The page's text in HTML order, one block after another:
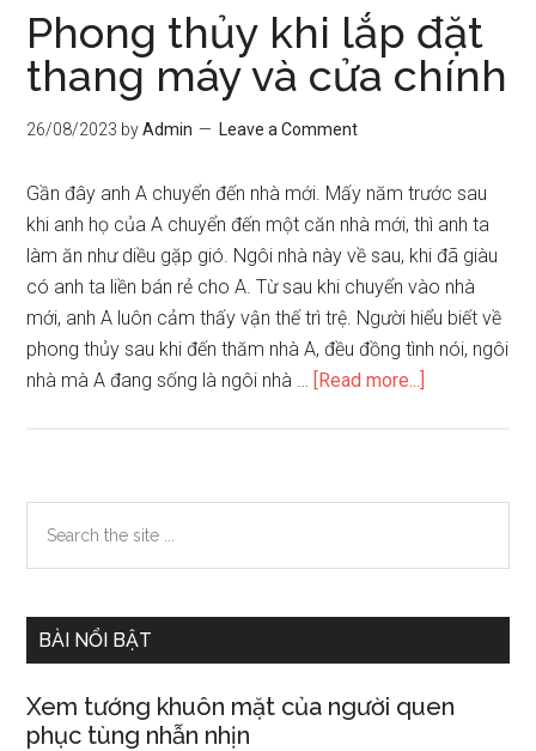
thang
máy
và
một
số
đề
cần
chú
ý
Phong thủy khi lắp đặt
thang máy và cửa chính
26/08/2023 byAdmin Leave a Comment
Gần đây anh A chuyển đến nhà mới. Mấy năm trước sau
khi anh họ của A chuyển đến một căn nhà mới, thì anh ta
làm ăn như diều gặp gió. Ngôi nhà này về sau, khi đã giàu
có anh ta liền bán rẻ cho A. Từ sau khi chuyển vào nhà
mới, anh A luôn cảm thấy vận thế trì trệ. Người hiểu biết về
phong thủy sau khi đến thăm nhà A, đều đồng tình nói, ngôi
nhà mà A đang sống là ngôi nhà … [Read more...]
lắp
thang
cửa
Primary
Sidebar
the
BÀI NỔI BẬT
Xem tướng khuôn mặt của người quen
phục tùng nhẫn nhịn